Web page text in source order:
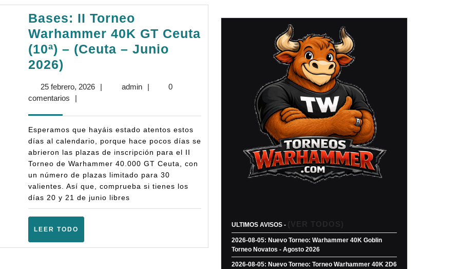
Bases: II Torneo
Warhammer 40K GT Ceuta
(10ª) – (Ceuta – Junio
2026)
Torneo
40K
GT
Ceuta
(10ª)
–
(Ceuta
–
Junio
2026)
25 febrero, 202625| adminadmin
|
0
comentarios
|
Esperamos que hayáis estado atentos estos
días al calendario, porque hace pocos días se
abrieron las plazas de inscripción para el II
Torneo de Warhammer 40.000 GT Ceuta, con
un número de plazas limitado para 30
valientes. Así que, comprueba si tienes los
días 20 y 21 de junio libres
LEER TODO
ULTIMOS AVISOS - (VER TODOS)
2026-08-05: Nuevo Torneo: Warhammer 40K Goblin
Torneo Novatos - Agosto 2026
2026-08-05: Nuevo Torneo: Torneo Warhammer 40K 2D6